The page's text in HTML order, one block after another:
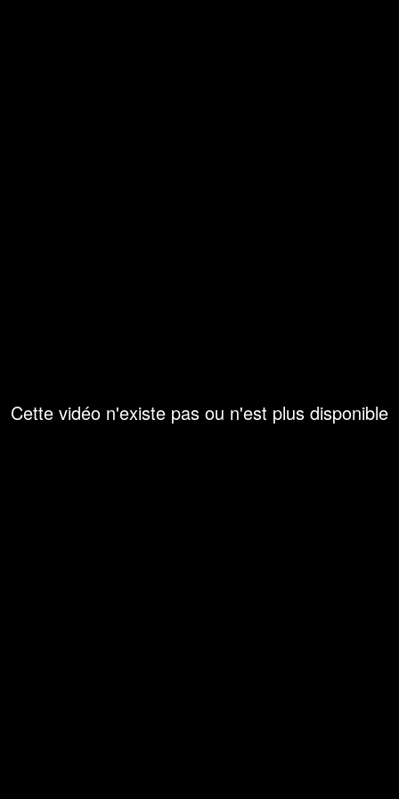
Cette vidéo n'existe pas ou n'est plus disponible